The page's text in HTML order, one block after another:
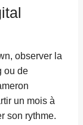
observer la
ou de
un mois à
son rythme.